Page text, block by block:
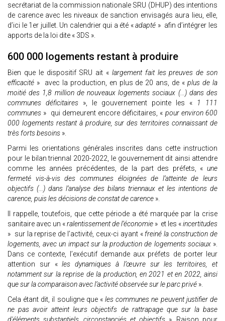
secrétariat de la commission nationale SRU (DHUP) des intentions
de carence avec les niveaux de sanction envisagés aura lieu, elle,
d’ici le 1er juillet. Un calendrier qui a été «adapté » afin d’intégrer les
apports de la loi dite « 3DS ».
600 000 logements restant à produire
Bien que le dispositif SRU ait « largement fait les preuves de son
efficacité » avec la production, en plus de 20 ans, de «plus de la
moitié des 1,8 million de nouveaux logements sociaux (...) dans des
communes déficitaires », le gouvernement pointe les « 1 111
communes » qui demeurent encore déficitaires, « pour environ 600
000 logements restant à produire, sur des territoires connaissant de
très forts besoins ».
Parmi les orientations générales inscrites dans cette instruction
pour le bilan triennal 2020-2022, le gouvernement dit ainsi attendre
comme les années précédentes, de la part des préfets, « une
fermeté vis-à-vis des communes éloignées de l’atteinte de leurs
objectifs (...) dans l’analyse des bilans triennaux et les intentions de
carence, puis les décisions de constat de carence ».
Il rappelle, toutefois, que cette période a été marquée par la crise
sanitaire avec un «ralentissement de l’économie » et les «incertitudes
» sur la reprise de l’activité, ceux-ci ayant «freiné la construction de
logements, avec un impact sur la production de logements sociaux».
Dans ce contexte, l’exécutif demande aux préfets de porter leur
attention sur «les dynamiques à l’œuvre sur les territoires, et
notamment sur la reprise de la production, en 2021 et en 2022, ainsi
que sur la comparaison avec l’activité observée sur le parc privé ».
Cela étant dit, il souligne que « les communes ne peuvent justifier de
ne pas avoir atteint leurs objectifs de rattrapage que sur la base